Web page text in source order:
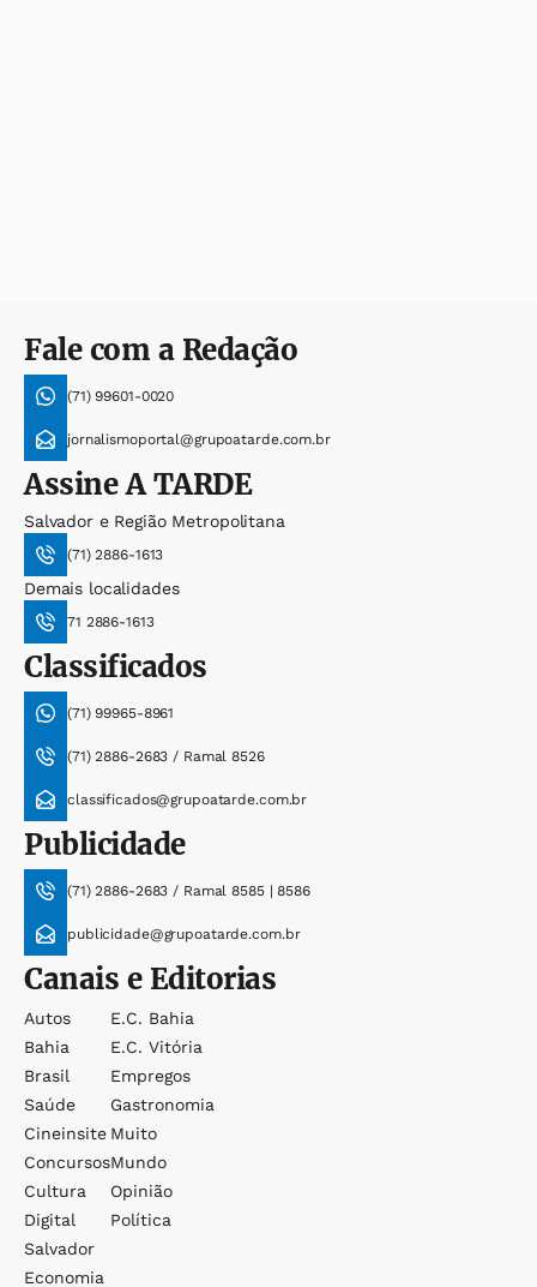
Fale com a Redação
(71) 99601-0020
jornalismoportal@grupoatarde.com.br
AssineA TARDE
Salvador e Região Metropolitana
(71) 2886-1613
Demais localidades
71 2886-1613
Classificados
(71) 99965-8961
(71) 2886-2683 / Ramal 8526
classificados@grupoatarde.com.br
Publicidade
(71) 2886-2683 / Ramal 8585 | 8586
publicidade@grupoatarde.com.br
Canais e Editorias
Autos
Bahia
Brasil
Saúde
Cineinsite
Concursos
Cultura
Digital
Salvador
Economia
E.c. Bahia
E.c. Vitória
Empregos
Gastronomia
Muito
Mundo
Opinião
Política